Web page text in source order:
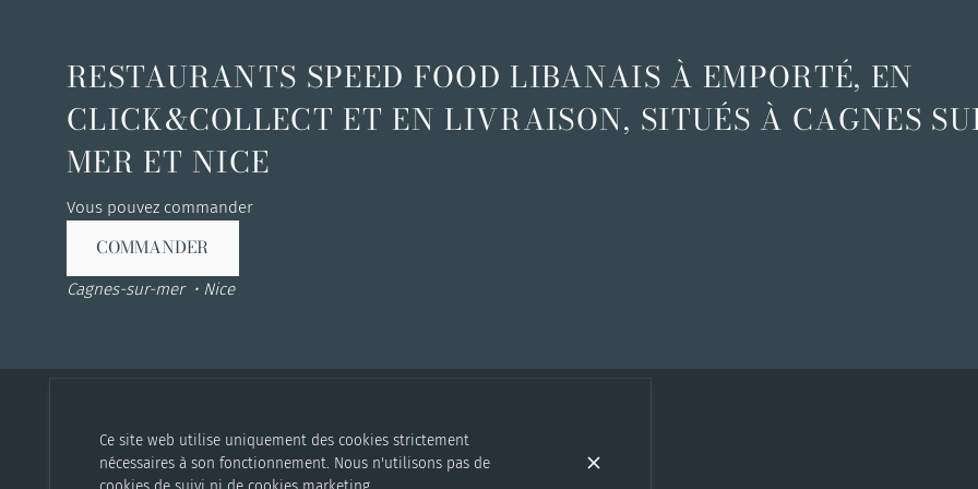
RESTAURANTS SPEED FOOD LIBANAIS À EMPORTÉ, EN
CLICK&COLLECT ET EN LIVRAISON, SITUÉS À CAGNES
MER ET NICE
Vous pouvez commander
COMMANDER
Cagnes-sur-mer Nice
Ce site web utilise uniquement des cookies strictement
nécessaires à son fonctionnement. Nous n'utilisons pas de